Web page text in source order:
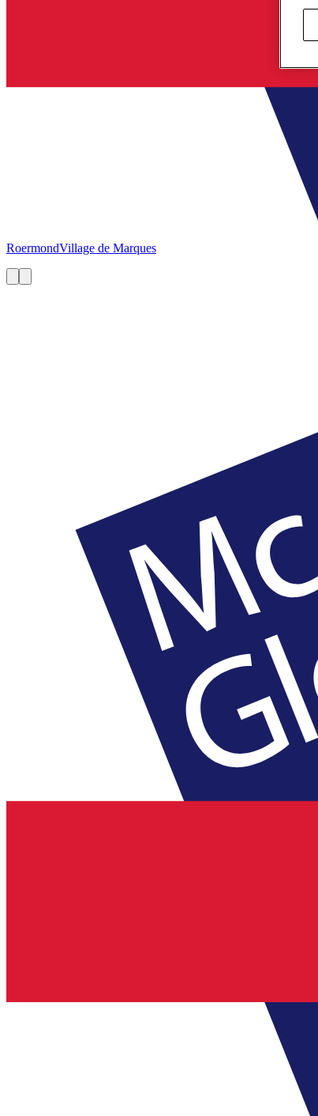
RoermondVillage de Marques